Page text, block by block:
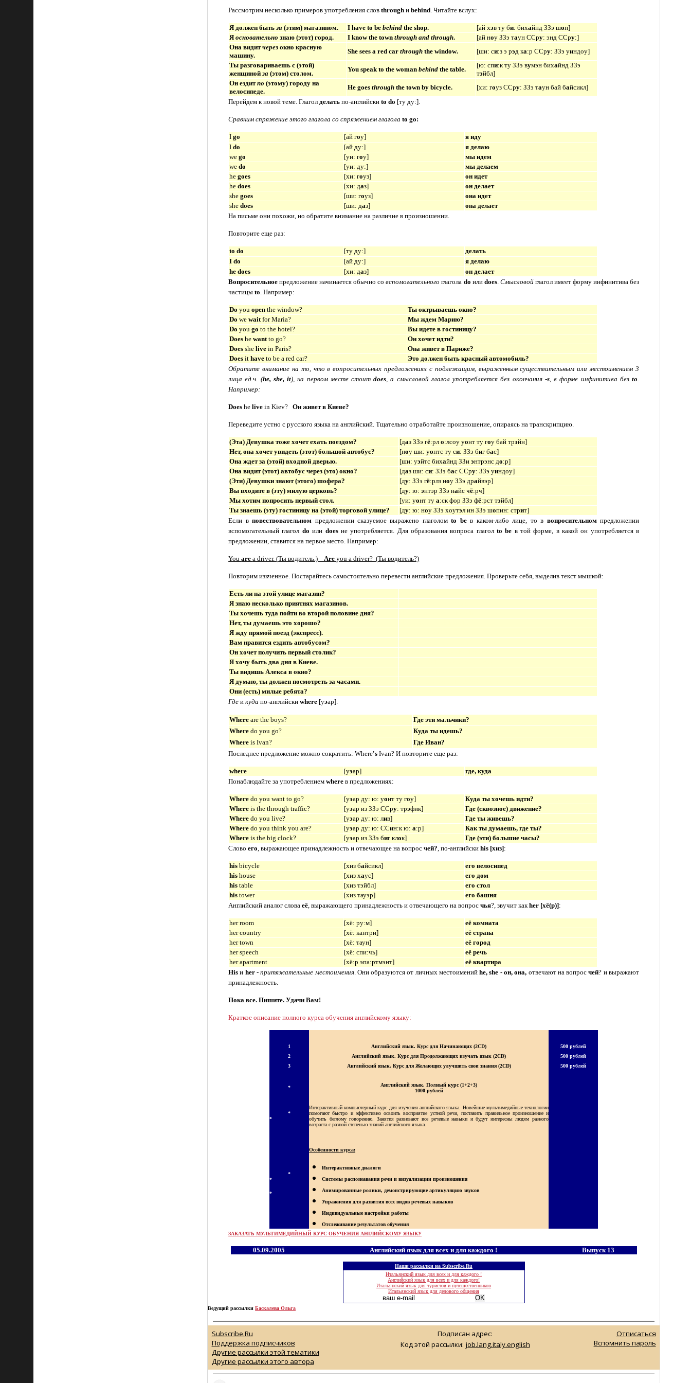
Рассмотрим несколько примеров употребления словthrough иbehind. Читайте вслух:
Я должен бытьза (этим) магазином. I have to bebehind the shop. [ай хэв ту би: бихайнд ЗЗэ шоп]
Яосновательно знаю (этот) город. I know the townthroughandthrough. [ай ноу ЗЗэ таун ССру: энд ССру:]
Она видитчерез окно красную
машину.
She sees a red carthrough the window. [ши: си:з э рэд ка:р ССру: ЗЗэ уиндоу]
Ты разговариваешь с (этой)
женщинойза (этом) столом.
You speak to the womanbehind the table.
[ю: спи:к ту ЗЗэ вумэн бихайнд ЗЗэ
тэйбл]
Он ездитпо (этому) городу на
велосипеде.
He goesthrough the town by bicycle. [хи: гоуз ССру: ЗЗэ таун бай байсикл]
Перейдем к новой теме. Глаголделать по-английски to do [туду:].
Сравним спряжение этого глагола со спряжением глаголаto go:
I go [ай гоу]
я иду
I do [ай ду:]
я делаю
we go [уи: гоу]
мы идем
we do [уи: ду:]
мы делаем
he goes [хи: гоуз]
он идет
he does [хи: даз]
он делает
she goes [ши: гоуз]
она идет
she does [ши: даз]
она делает
На письме они похожи, но обратите внимание на различие в произношении.
Повторите еще раз:
to do [ту ду:]
делать
I do
[ай ду:]
я делаю
he does
[хи: даз]
он делает
Вопросительноепредложение начинается обычно совспомогательного глагола do илиdoes. Смысловойглагол имеет форму инфинитива без
частицыto. Например:
Do youopen the window?
Ты октрываешь окно?
Do wewaitfor Maria?
Мы ждем Марию?
Do yougoto the hotel?
Вы идете в гостиницу?
Does hewantto go?
Он хочет идти?
Does shelive in Paris?
Она живет в Париже?
Does ithave to be a red car?
Это должен быть красный автомобиль?
Обратите внимание на то, что в вопросительных предложениях с подлежащим, выраженным существительным или местоимением 3
лица ед.ч. (he, she, it), на первом месте стоитdoes, а смысловой глагол употребляется без окончания -s, в форме инфинитива без to.
Например:
Doeshelivein Kiev?Он живет в Киеве?
Переведите устно с русского языка на английский. Тщательно отработайте произношение, опираясь на транскрипцию.
(Эта) Девушка тоже хочет ехать поездом? [даз ЗЗэ гё:рло:лсоу уонт ту гоу бай трэйн]
Нет, она хочет увидеть (этот) большой автобус?
[ноу ши: уонтс ту си: ЗЗэ биг бас]
Она ждет за (этой) входной дверью.
[ши: уэйтс бихайнд ЗЗиэнтрэнс до:р]
Она видит (этот) автобус через (это) окно?
[даз ши: си: ЗЗэ бас ССру: ЗЗэ уиндоу]
(Эти) Девушки знают (этого) шофера?
[ду: ЗЗэ гё:рлз ноу ЗЗэ драйвэр]
Вы входите в (эту) милую церковь?
[ду: ю:энтэр ЗЗэ найс чё:рч]
Мы хотим попросить первый стол.
[уи: уонт туа:ск фор ЗЗэ фё:рст тэйбл]
Ты знаешь (эту) гостиницу на (этой) торговой улице?
[ду: ю: ноу ЗЗэ хоутэл ин ЗЗэ шопин: стрит]
Если вповествовательном предложении сказуемое выражено глаголомto beв каком-либо лице, то в вопросительномпредложении
вспомогательный глагол doили does не употребляется. Для образования вопроса глагол to be в той форме, в какой он употребляется в
предложении, ставится на первое место. Например:
Youarea driver. (Ты водитель.)Areyou a driver? (Ты водитель?)
Повторим изкченное. Постарайтесь самостоятельно перевести английские предложения. Проверьте себя, выделив текст мышкой:
Есть ли на этой улице магазин?
Я знаю несколько приятнях магазинов.
Ты хочешь туда пойти во второй половине дня?
Нет, ты думаешь это хорошо?
Я жду прямой поезд (экспресс).
Вам нравится ездить автобусом?
Он хочет получить первый столик?
Я хочу быть два дня в Киеве.
Ты видишь Алекса в окно?
Я думаю, ты должен посмотреть за часами.
Они (есть) милые ребята?
Гдеикуда по-английскиwhere [уэар].
Whereare the boys?
Где эти мальчики?
Wheredo you go?
Куда ты идешь?
Whereis Ivan?
Где Иван?
Последнее предложение можно сократить:Where'sIvan? И повторите еще раз:
where [уэар]
где, куда
Понаблюдайте за употреблениемwhere в предложениях:
Where do you want to go? [уэар ду: ю: уонт ту гоу]
Куда ты хочешь идти?
Where is the through traffic? [уэар из ЗЗэ ССру: трэфик]
Где (сквозное) движение?
Where do you live? [уэар ду: ю: лив]
Где ты живешь?
Where do you think you are? [уэар ду: ю: ССин:к ю:а:р]
Как ты думаешь, где ты?
Where is the big clock? [уэар из ЗЗэ биг клок]
Где (эти) большие часы?
Словоего, выражающее принадлежность и отвечающее на вопросчей?, по-английскиhis [хиз]:
his bicycle [хиз байсикл]
его велосипед
his house [хиз хаус]
его дом
his table [хиз тэйбл]
его стол
his tower [хиз тауэр]
его башня
Английский аналог словаеё, выражающего принадлежность и отвечающего на вопросчья?, звучит какher [хё(р)]:
her room [хё: ру:м]
её комната
her country
[хё: кантри]
её страна
her town
[хё: таун]
её город
her speech
[хё: спи:чь]
её речь
her apartment
[хё:р эпа:ртмэнт]
её квартира
His и her -притяжательные местоимения. Они образуются от личных местоименийhe, she -он, она, отвечают на вопросчей? и выражают
принадлежность.
Пока все. Пишите. Удачи Вам!
Краткое описание полного курса обучения английскому языку:
1 Английский язык. Курс для Начинающих (2CD)
500 рублей
2
Английский язык. Курс для Продолжающих изучать язык (2CD)
500 рублей
3
Английский язык. Курс для Желающих улучшить свои знания (2CD) 500 рублей
*
Английский язык. Полный курс (1+2+3)
1000 рублей
*
*
Интерактивный компьютерный курс для изучения английского языка. Новейшие мультимедийные технологии
помогают быстро и эффективно освоить восприятие устной речи, поставить правильное произношение и
обучить беглому говорению. Занятия развивают все речевые навыки и будут интересны людям разного
возраста с разной степенью знаний английского языка.
*
*
*
Особенности курса:
Интерактивные диалоги
Системы распознавания речи и визуализации произношения
Анимированные ролики, демонстрирующие артикуляцию звуков
Упражнения для развития всех видов речевых навыков
Индивидуальные настройки работы
Отслеживание результатов обучения
ЗАКАЗАТЬ МУЛЬТИМЕДИЙНЫЙ КУРС ОБУЧЕНИЯ АНГЛИЙСКОМУ ЯЗЫКУ
05.09.2005 Английский язык для всех и для каждого ! Выпуск 13
Наши рассылки наSubscribe.Ru
Итальянский язык для всех и для каждого !
Английский язык для всех и для каждого!
Итальянский язык для туристов и путешественников
Итальянский язык для делового общения
Ведущий рассылкиБаскалева Ольга
Subscribe.Ru
Поддержка подписчиков
Другие рассылки этой тематики
Другие рассылки этого автора
Подписан адрес:
Код этой рассылки: job.lang.italy.english
Отписаться
Вспомнить пароль